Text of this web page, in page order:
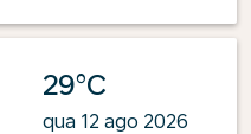
29°C
qua 12 ago 2026